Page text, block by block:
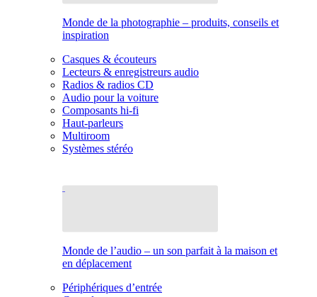
Monde de la photographie – produits, conseils et
inspiration
Casques & écouteurs
Lecteurs & enregistreurs audio
Radios & radios CD
Audio pour la voiture
Composants hi-fi
Haut-parleurs
Multiroom
Systèmes stéréo
Monde de l’audio – un son parfait à la maison et
en déplacement
Périphériques d’entrée